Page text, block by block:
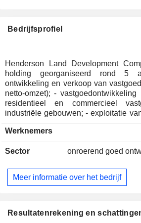
Bedrijfsprofiel
Henderson Land Development
holding georganiseerd rond 5
ontwikkeling en verkoop van
netto-omzet); - vastgoedontwikkeling (27,4%): verhuur van
residentieel en commercieel
industriële gebouwen; - exploitatie van winkelcentra (6,8%);
verdeeld: Hongkong (75,4%) en
Werknemers
Sector onroerend goed
Meer informatie over het bedrijf
Resultatenrekening en